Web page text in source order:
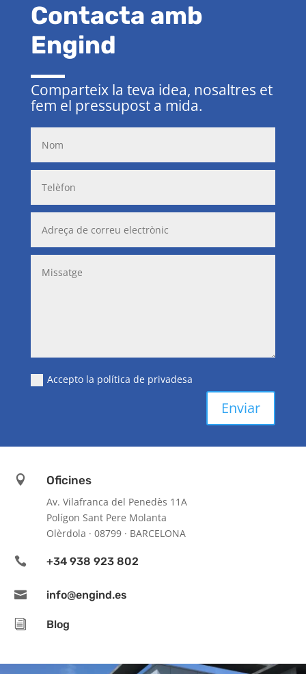
Contacta amb
Engind
Comparteix la teva idea, nosaltres et
fem el pressupost a mida.
Accepto la política de privadesa
Enviar
 Oficines
Av. Vilafranca del Penedès 11A
Polígon Sant Pere Molanta
Olèrdola · 08799 · BARCELONA
 +34 938 923 802
 info@engind.es
i Blog